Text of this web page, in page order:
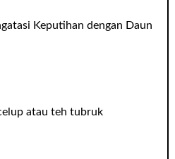
Keputihan dengan Daun
atau teh tubruk